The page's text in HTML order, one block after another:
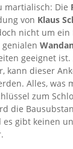
martialisch: Die
von Klaus
nicht um ein
geeignet ist.
kann dieser
Alles, was
zum
die
gibt keinen